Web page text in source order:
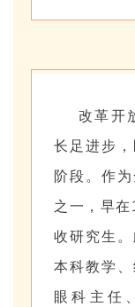
改革开
长足进步
阶段。作
之一，早
收研究生
本科教学
眼科主任